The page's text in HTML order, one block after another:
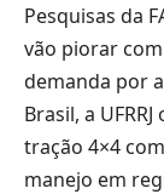
Pesquisas da
vão piorar
demanda por
Brasil, a
tração 4×4
manejo em